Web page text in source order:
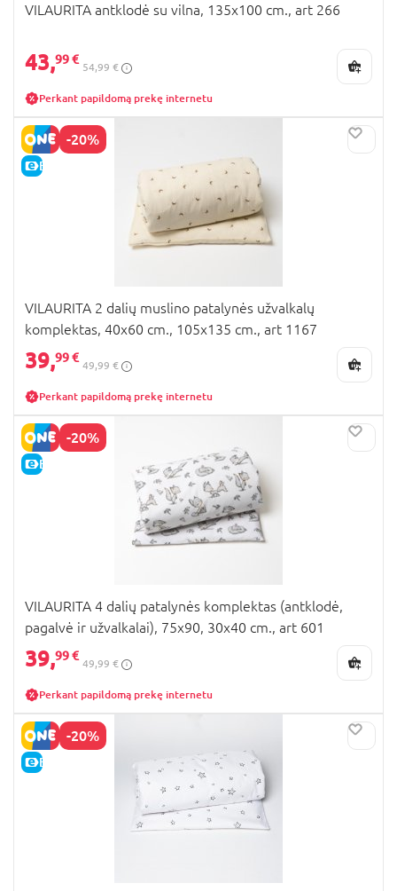
VILAURITA antklodė su vilna, 135x100 cm., art 266
43,99 €
54,99 €
Perkant papildomą prekę internetu
-20%
E-KAINA
VILAURITA 2 dalių muslino patalynės užvalkalų
komplektas, 40x60 cm., 105x135 cm., art 1167
39,99 €
49,99 €
Perkant papildomą prekę internetu
-20%
E-KAINA
VILAURITA 4 dalių patalynės komplektas (antklodė,
pagalvė ir užvalkalai), 75x90, 30x40 cm., art 601
39,99 €
49,99 €
Perkant papildomą prekę internetu
-20%
E-KAINA